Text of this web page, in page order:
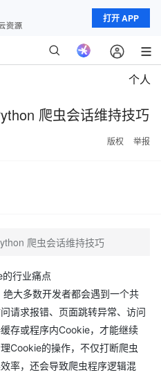
打开 APP
个人
爬虫会话维持技巧
版权 举报
爬虫会话维持技巧
行业痛点
大多数开发者都会遇到一个共
请求报错、页面跳转异常、访问
存或程序内Cookie，才能继续
Cookie的操作，不仅打断爬虫
率，还会导致爬虫程序逻辑混